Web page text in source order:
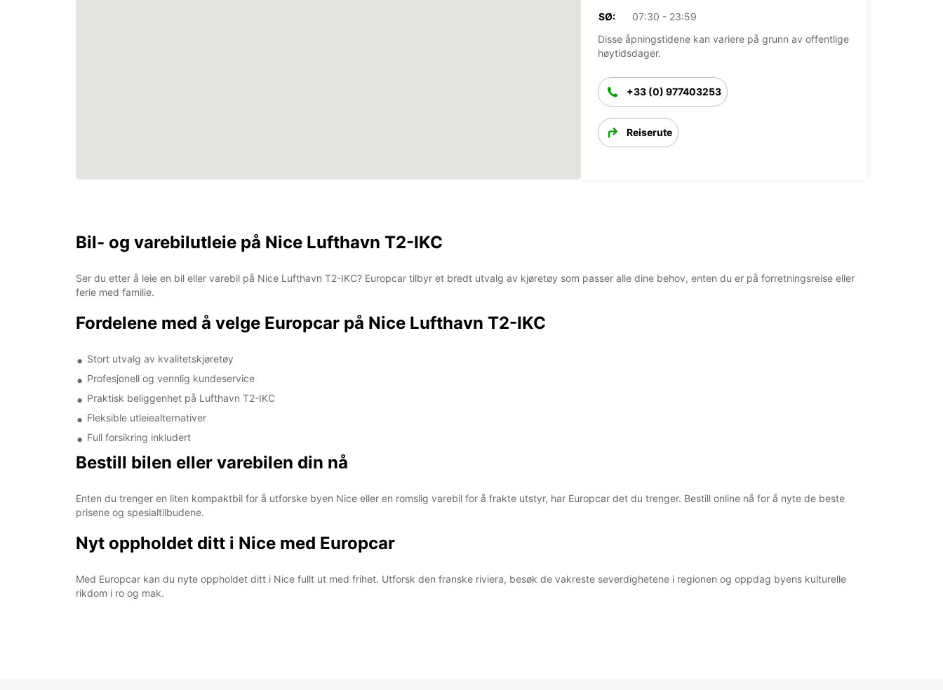
SØ:
07:30 - 23:59
Disse åpningstidene kan variere på grunn av offentlige
høytidsdager.
+33 (0) 977403253
Reiserute
Bil- og varebilutleie på Nice Lufthavn T2-IKC
Ser du etter å leie en bil eller varebil på Nice Lufthavn T2-IKC? Europcar tilbyr et bredt utvalg av kjøretøy som passer alle dine behov, enten du er på forretningsreise eller
ferie med familie.
Fordelene med å velge Europcar på Nice Lufthavn T2-IKC
Stort utvalg av kvalitetskjøretøy
Profesjonell og vennlig kundeservice
Praktisk beliggenhet på Lufthavn T2-IKC
Fleksible utleiealternativer
Full forsikring inkludert
Bestill bilen eller varebilen din nå
Enten du trenger en liten kompaktbil for å utforske byen Nice eller en romslig varebil for å frakte utstyr, har Europcar det du trenger. Bestill online nå for å nyte de beste
prisene og spesialtilbudene.
Nyt oppholdet ditt i Nice med Europcar
Med Europcar kan du nyte oppholdet ditt i Nice fullt ut med frihet. Utforsk den franske riviera, besøk de vakreste severdighetene i regionen og oppdag byens kulturelle
rikdom i ro og mak.